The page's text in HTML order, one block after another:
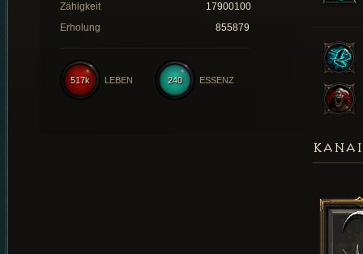
Zähigkeit
17900100
Erholung
855879
240 ESSENZ
517k LEBEN